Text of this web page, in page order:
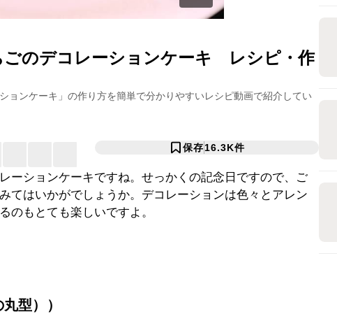
のデコレーションケーキ レシピ・作
ョンケーキ 」の作り方を簡単で分かりやすいレシピ動画で紹介してい
保存16.3K件
ーションケーキですね。せっかくの記念日ですので、ご
てはいかがでしょうか。デコレーションは色々とアレン
のもとても楽しいですよ。
型） ）